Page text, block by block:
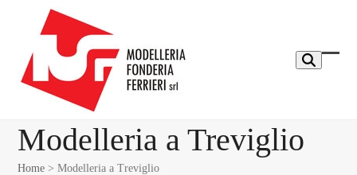
content
Modelleria a Treviglio
Home >Modelleria a Treviglio